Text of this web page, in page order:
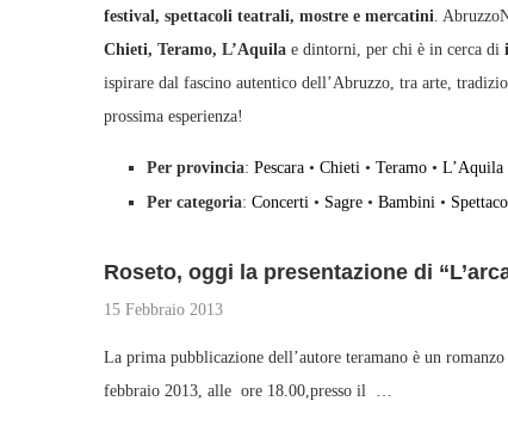
festival, spettacoli teatrali, mostre e mercatini.
Chieti, Teramo, L’Aquila e dintorni, per chi è in cerca di
ispirare dal fascino autentico dell’Abruzzo, tra arte,
prossima esperienza!
Per provincia: Pescara • Chieti • Teramo • L’Aquila
Per categoria: Concerti • Sagre • Bambini •
Roseto, oggi la presentazione di
15 Febbraio 2013
La prima pubblicazione dell’autore teramano è un
febbraio 2013, alle ore 18.00,presso il …